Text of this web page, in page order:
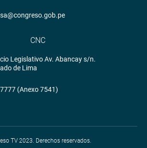
CNC
Legislativo Av. Abancay s/n.
de Lima
(Anexo 7541)
TV 2023. Derechos reservados.